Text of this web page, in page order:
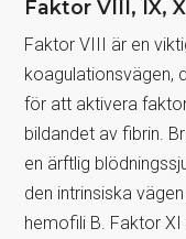
Faktor VIII, IX,
Faktor VIII är en
koagulationsvägen,
för att aktivera
bildandet av fibrin.
en ärftlig
den intrinsiska
hemofili B. Faktor